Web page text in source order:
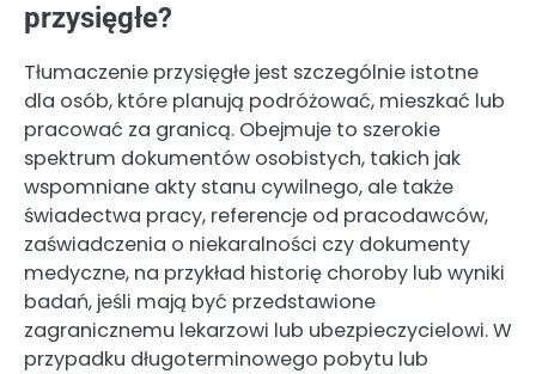
przysięgłe?
Tłumaczenie przysięgłe jest szczególnie istotne
dla osób, które planują podróżować, mieszkać lub
pracować za granicą. Obejmuje to szerokie
spektrum dokumentów osobistych, takich jak
wspomniane akty stanu cywilnego, ale także
świadectwa pracy, referencje od pracodawców,
zaświadczenia o niekaralności czy dokumenty
medyczne, na przykład historię choroby lub wyniki
badań, jeśli mają być przedstawione
zagranicznemu lekarzowi lub ubezpieczycielowi. W
przypadku długoterminowego pobytu lub